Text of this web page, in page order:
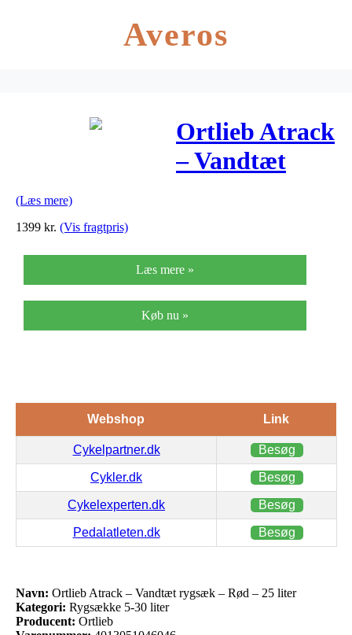
Averos
Ortlieb Atrack
– Vandtæt
(Læs mere)
1399 kr. (Vis fragtpris)
Læs mere »
Køb nu »
Webshop Link
Cykelpartner.dk Besøg
Cykler.dk Besøg
Cykelexperten.dk Besøg
Pedalatleten.dk Besøg
Navn: Ortlieb Atrack – Vandtæt rygsæk – Rød – 25 liter
Kategori: Rygsække 5-30 liter
Producent: Ortlieb